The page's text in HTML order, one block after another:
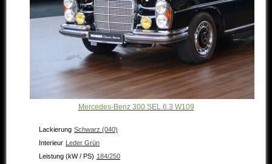
Mercedes-Benz 300 SEL 6.3 W109
Lackierung Schwarz (040)
Interieur Leder Grün
Leistung (kW / PS) 184/250